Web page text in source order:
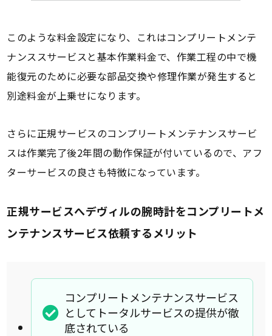
このような料金設定になり、これはコンプリートメンテ
ナンススサービスと基本作業料金で、作業工程の中で機
能復元のために必要な部品交換や修理作業が発生すると
別途料金が上乗せになります。
さらに正規サービスのコンプリートメンテナンスサービ
スは作業完了後2年間の動作保証が付いているので、アフ
ターサービスの良さも特徴になっています。
正規サービスへデヴィルの腕時計をコンプリートメ
ンテナンスサービス依頼するメリット
コンプリートメンテナンスサービス
としてトータルサービスの提供が徹
底されている